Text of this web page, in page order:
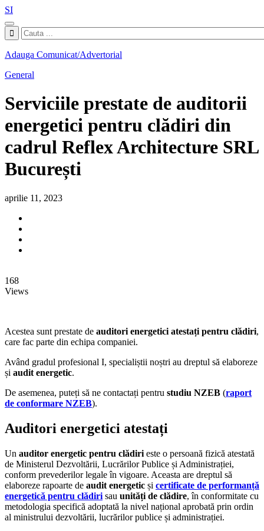
SI
Adauga Comunicat/Advertorial
General
Serviciile prestate de auditorii
energetici pentru clădiri din
cadrul Reflex Architecture SRL
București
aprilie 11, 2023
168
Views
Acestea sunt prestate de auditori energetici atestați pentru clădiri,
care fac parte din echipa companiei.
Având gradul profesional I, specialiștii noștri au dreptul să elaboreze
și audit energetic.
De asemenea, puteți să ne contactați pentru studiu NZEB (raport
de conformare NZEB).
Auditori energetici atestați
Un auditor energetic pentru clădiri este o persoană fizică atestată
de Ministerul Dezvoltării, Lucrărilor Publice și Administrației,
conform prevederilor legale în vigoare. Aceasta are dreptul să
elaboreze rapoarte de audit energetic și certificate de performanță
energetică pentru clădiri sau unități de clădire, în conformitate cu
metodologia specifică adoptată la nivel național aprobată prin ordin
al ministrului dezvoltării, lucrărilor publice și administrației.